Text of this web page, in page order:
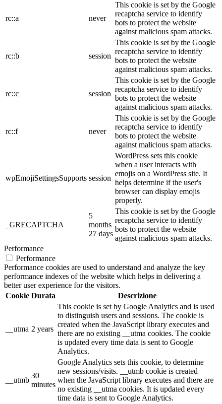
rc::a never
This cookie is set by the Google
recaptcha service to identify
bots to protect the website
against malicious spam attacks.
rc::b session
This cookie is set by the Google
recaptcha service to identify
bots to protect the website
against malicious spam attacks.
rc::c session
This cookie is set by the Google
recaptcha service to identify
bots to protect the website
against malicious spam attacks.
rc::f never
This cookie is set by the Google
recaptcha service to identify
bots to protect the website
against malicious spam attacks.
wpEmojiSettingsSupports session
WordPress sets this cookie
when a user interacts with
emojis on a WordPress site. It
helps determine if the user's
browser can display emojis
properly.
_GRECAPTCHA
5
months
27 days
This cookie is set by the Google
recaptcha service to identify
bots to protect the website
against malicious spam attacks.
Performance
Performance
Performance cookies are used to understand and analyze the key
performance indexes of the website which helps in delivering a
better user experience for the visitors.
Cookie Durata Descrizione
__utma 2 years
This cookie is set by Google Analytics and is used
to distinguish users and sessions. The cookie is
created when the JavaScript library executes and
there are no existing __utma cookies. The cookie
is updated every time data is sent to Google
Analytics.
__utmb
30
minutes
Google Analytics sets this cookie, to determine
new sessions/visits. __utmb cookie is created
when the JavaScript library executes and there are
no existing __utma cookies. It is updated every
time data is sent to Google Analytics.